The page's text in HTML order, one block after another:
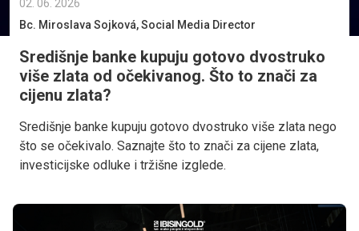
02. 06. 2026
Bc. Miroslava Sojková, Social Media Director
Središnje banke kupuju gotovo dvostruko
više zlata od očekivanog. Što to znači za
cijenu zlata?
Središnje banke kupuju gotovo dvostruko više zlata nego
što se očekivalo. Saznajte što to znači za cijene zlata,
investicijske odluke i tržišne izglede.